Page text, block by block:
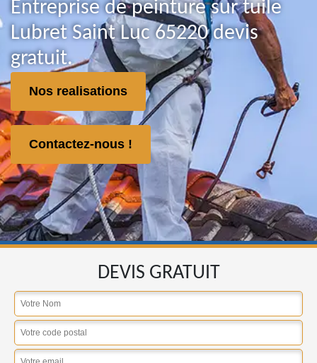
Entreprise de peinture sur tuile
Lubret Saint Luc 65220 devis
gratuit.
Nos realisations
Contactez-nous !
DEVIS GRATUIT